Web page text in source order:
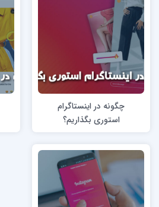
چگونه در اینستاگرام
استوری بگذاریم؟